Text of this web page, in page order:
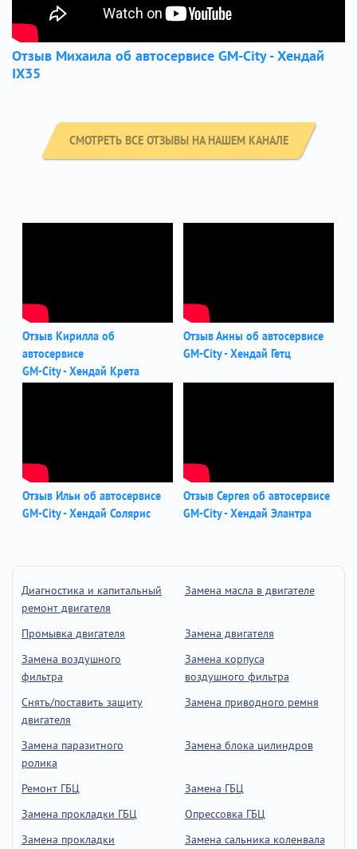
Отзыв Михаила об автосервисе GM-City - Хендай
IX35
СМОТРЕТЬ ВСЕ ОТЗЫВЫ НА НАШЕМ КАНАЛЕ
Отзыв Кирилла об
автосервисе
GM-City - Хендай Крета
Отзыв Анны об автосервисе
GM-City - Хендай Гетц
Отзыв Ильи об автосервисе
GM-City - Хендай Солярис
Отзыв Сергея об автосервисе
GM-City - Хендай Элантра
Диагностика и капитальный
ремонт двигателя
Замена масла в двигателе
Промывка двигателя
Замена двигателя
Замена воздушного
фильтра
Замена корпуса
воздушного фильтра
Снять/поставить защиту
двигателя
Замена приводного ремня
Замена паразитного
ролика
Замена блока цилиндров
Ремонт ГБЦ
Замена ГБЦ
Замена прокладки ГБЦ
Опрессовка ГБЦ
Замена прокладки
Замена сальника коленвала